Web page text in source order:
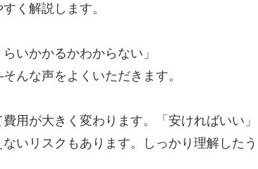
く解説します。
いかかるかわからない」
んな声をよくいただきます。
用が大きく変わります。「安ければいい」
いリスクもあります。しっかり理解したう